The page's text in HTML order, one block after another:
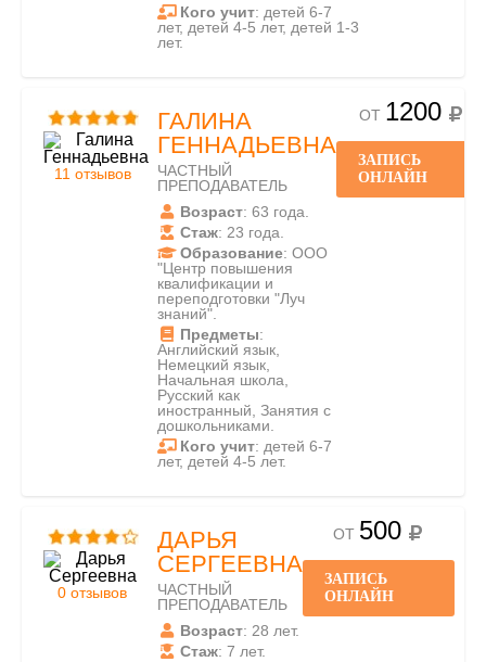
Кого учит: детей 6-7
лет, детей 4-5 лет, детей 1-3
лет.
11 отзывов
ГАЛИНА
ГЕННАДЬЕВНА
ЧАСТНЫЙ
ПРЕПОДАВАТЕЛЬ
Возраст: 63 года.
Стаж: 23 года.
Образование: ООО
"Центр повышения
квалификации и
переподготовки "Луч
знаний".
Предметы:
Английский язык,
Немецкий язык,
Начальная школа,
Русский как
иностранный, Занятия с
дошкольниками.
Кого учит: детей 6-7
лет, детей 4-5 лет.
ОТ 1200
ЗАПИСЬ
ОНЛАЙН
0 отзывов
ДАРЬЯ
СЕРГЕЕВНА
ЧАСТНЫЙ
ПРЕПОДАВАТЕЛЬ
Возраст: 28 лет.
Стаж: 7 лет.
ОТ 500
ЗАПИСЬ
ОНЛАЙН